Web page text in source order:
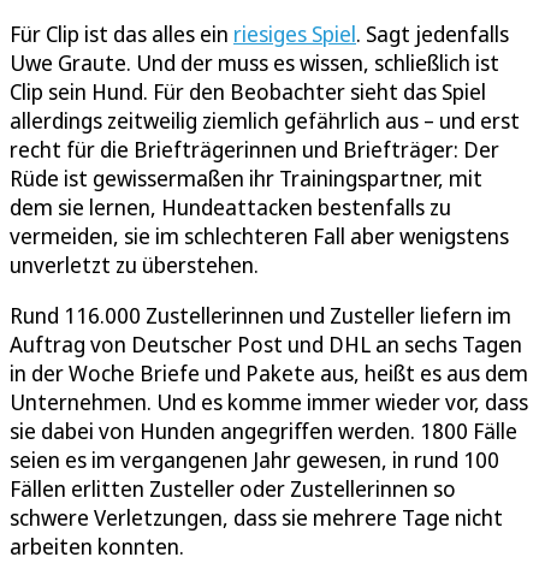
Für Clip ist das alles ein riesiges Spiel. Sagt jedenfalls
Uwe Graute. Und der muss es wissen, schließlich ist
Clip sein Hund. Für den Beobachter sieht das Spiel
allerdings zeitweilig ziemlich gefährlich aus – und erst
recht für die Briefträgerinnen und Briefträger: Der
Rüde ist gewissermaßen ihr Trainingspartner, mit
dem sie lernen, Hundeattacken bestenfalls zu
vermeiden, sie im schlechteren Fall aber wenigstens
unverletzt zu überstehen.
Rund 116.000 Zustellerinnen und Zusteller liefern im
Auftrag von Deutscher Post und DHL an sechs Tagen
in der Woche Briefe und Pakete aus, heißt es aus dem
Unternehmen. Und es komme immer wieder vor, dass
sie dabei von Hunden angegriffen werden. 1800 Fälle
seien es im vergangenen Jahr gewesen, in rund 100
Fällen erlitten Zusteller oder Zustellerinnen so
schwere Verletzungen, dass sie mehrere Tage nicht
arbeiten konnten.